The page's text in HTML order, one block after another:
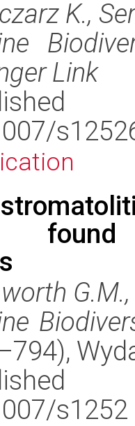
K.,
Link